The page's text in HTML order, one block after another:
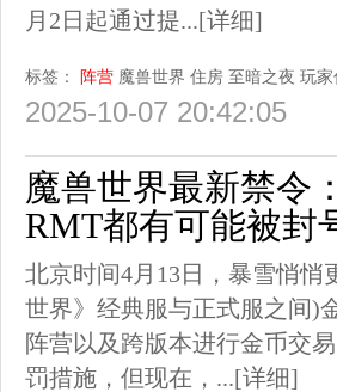
月2日起通过提...[详细]
标签： 阵营 魔兽世界 住房 至暗之夜 玩家
2025-10-07 20:42:05
魔兽世界最新禁令
RMT都有可能被封
北京时间4月13日，暴雪悄
世界》经典服与正式服之间)
阵营以及跨版本进行金币交
罚措施，但现在，...[详细]